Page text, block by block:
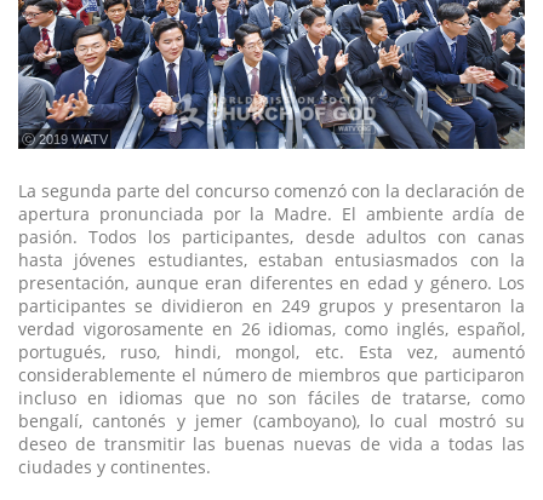
ⓒ 2019 WATV
La segunda parte del concurso comenzó con la declaración de
apertura pronunciada por la Madre. El ambiente ardía de
pasión. Todos los participantes, desde adultos con canas
hasta jóvenes estudiantes, estaban entusiasmados con la
presentación, aunque eran diferentes en edad y género. Los
participantes se dividieron en 249 grupos y presentaron la
verdad vigorosamente en 26 idiomas, como inglés, español,
portugués, ruso, hindi, mongol, etc. Esta vez, aumentó
considerablemente el número de miembros que participaron
incluso en idiomas que no son fáciles de tratarse, como
bengalí, cantonés y jemer (camboyano), lo cual mostró su
deseo de transmitir las buenas nuevas de vida a todas las
ciudades y continentes.